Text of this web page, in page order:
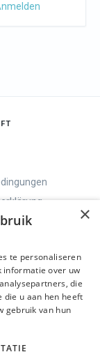
×
te personaliseren
informatie over uw
die
die u aan hen heeft
gebruik van hun